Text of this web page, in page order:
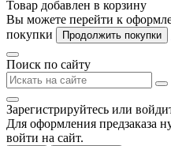
Товар добавлен в корзину
Вы можете перейти к
покупки
Продолжить покупки
Поиск по сайту
Зарегистрируйтесь или
Для оформления предзаказа
войти на сайт.